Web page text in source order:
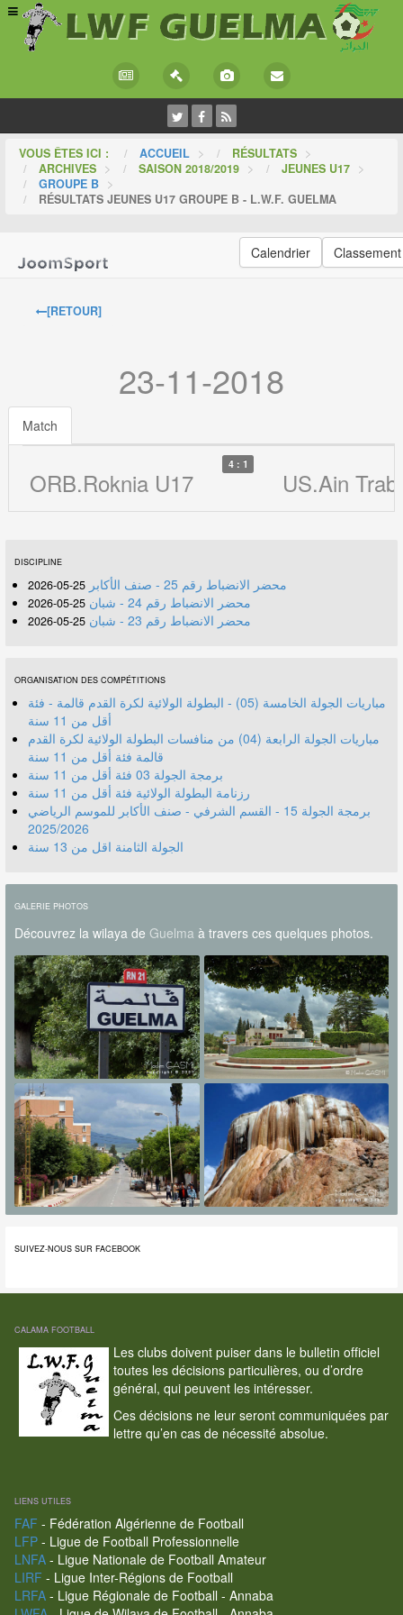
VOUS ÊTES ICI : ACCUEIL > RÉSULTATS >
ARCHIVES > SAISON 2018/2019 > JEUNES U17 >
GROUPE B >
RÉSULTATS JEUNES U17 GROUPE B - L.W.F. GUELMA
Calendrier Classement
[RETOUR]
23-11-2018
Match
ORB.Roknia U17
4 : 1
US.Ain
DISCIPLINE
محضر الانضباط رقم 25 - صنف الأكابر 25-05-2026
محضر الانضباط رقم 24 - شبان 25-05-2026
محضر الانضباط رقم 23 - شبان 25-05-2026
ORGANISATION DES COMPÉTITIONS
مباريات الجولة الخامسة (05) - البطولة الولائية لكرة القدم قالمة - فئة
أقل من 11 سنة
مباريات الجولة الرابعة (04) من منافسات البطولة الولائية لكرة القدم
قالمة فئة أقل من 11 سنة
برمجة الجولة 03 فئة أقل من 11 سنة
رزنامة البطولة الولائية فئة أقل من 11 سنة
برمجة الجولة 15 - القسم الشرفي - صنف الأكابر للموسم الرياضي
2025/2026
الجولة الثامنة اقل من 13 سنة
GALERIE PHOTOS
Découvrez la wilaya de Guelma à travers ces quelques photos.
SUIVEZ-NOUS SUR FACEBOOK
CALAMA FOOTBALL
Les clubs doivent puiser dans le bulletin officiel
toutes les décisions particulières, ou d’ordre
général, qui peuvent les intéresser.
Ces décisions ne leur seront communiquées par
lettre qu’en cas de nécessité absolue.
LIENS UTILES
FAF - Fédération Algérienne de Football
LFP- Ligue de Football Professionnelle
LNFA- Ligue Nationale de Football Amateur
LIRF - Ligue Inter-Régions de Football
LRFA- Ligue Régionale de Football - Annaba